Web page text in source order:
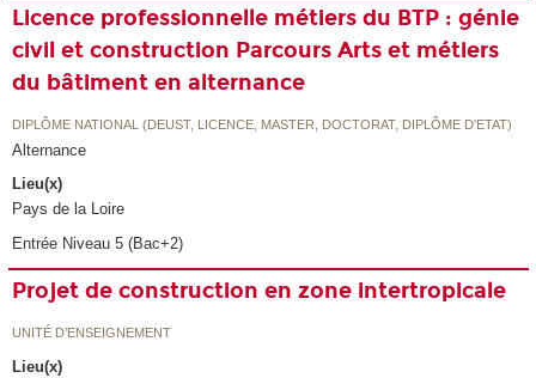
Licence professionnelle métiers du BTP : génie
civil et construction Parcours Arts et métiers
du bâtiment en alternance
DIPLÔME NATIONAL (DEUST, LICENCE, MASTER, DOCTORAT, DIPLÔME D'ETAT)
Alternance
Lieu(x)
Pays de la Loire
Entrée Niveau 5 (Bac+2)
Projet de construction en zone intertropicale
UNITÉ D’ENSEIGNEMENT
Lieu(x)